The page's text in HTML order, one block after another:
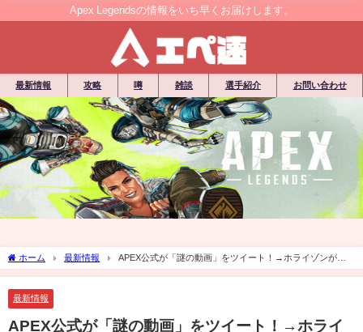
Apex Legendsの情報をいち早くお届けします。
最新情報 攻略 噂 雑談 選手紹介 お問い合わせ
ホーム 最新情報
APEX公式が「謎の動画」をツイート！→ホライゾンが
「ブランシウム」と言っている！？
最新情報
APEX公式が「謎の動画」をツイート！→ホライ